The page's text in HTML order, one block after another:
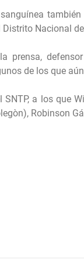
Nacional
prensa,
de los que
a los que
Robinson